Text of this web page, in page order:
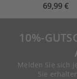
69,99 €
10%-
Melden Sie sich
Sie